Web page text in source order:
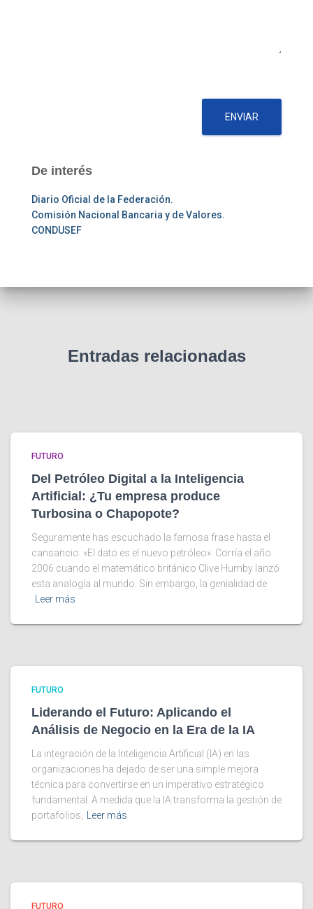
ENVIAR
De interés
Diario Oficial de la Federación.
Comisión Nacional Bancaria y de Valores.
CONDUSEF
Entradas relacionadas
FUTURO
Del Petróleo Digital a la Inteligencia
Artificial: ¿Tu empresa produce
Turbosina o Chapopote?
Seguramente has escuchado la famosa frase hasta el
cansancio: «El dato es el nuevo petróleo». Corría el año
2006 cuando el matemático británico Clive Humby lanzó
esta analogía al mundo. Sin embargo, la genialidad de
Leer más
FUTURO
Liderando el Futuro: Aplicando el
Análisis de Negocio en la Era de la IA
La integración de la Inteligencia Artificial (IA) en las
organizaciones ha dejado de ser una simple mejora
técnica para convertirse en un imperativo estratégico
fundamental. A medida que la IA transforma la gestión de
portafolios,
Leer más
FUTURO